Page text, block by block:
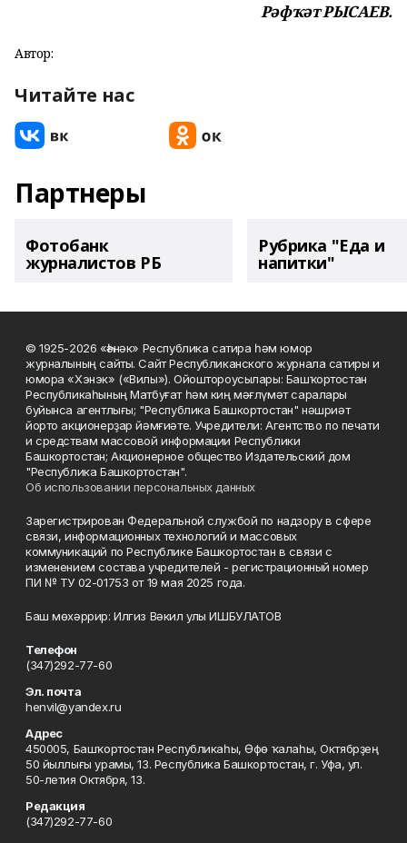
Рәфҡәт РЫСАЕВ.
Автор:
Читайте нас
Партнеры
Фотобанк
журналистов РБ
Рубрика "Еда и
напитки"
© 1925-2026 «Һәнәк» Республика сатира һәм юмор
журналының сайты. Сайт Республиканского журнала сатиры и
юмора «Хэнэк» («Вилы»). Ойоштороусылары: Башҡортостан
Республикаһының Матбуғат һәм киң мәғлүмәт саралары
буйынса агентлығы; "Республика Башкортостан" нәшриәт
йорто акционерҙар йәмғиәте. Учредители: Агентство по печати
и средствам массовой информации Республики
Башкортостан; Акционерное общество Издательский дом
"Республика Башкортостан".
Об использовании персональных данных
Зарегистрирован Федеральной службой по надзору в сфере
связи, информационных технологий и массовых
коммуникаций по Республике Башкортостан в связи с
изменением состава учредителей - регистрационный номер
ПИ № ТУ 02-01753 от 19 мая 2025 года.
Баш мөхәррир: Илгиз Вәкил улы ИШБУЛАТОВ
Телефон
(347)292-77-60
Эл. почта
henvil@yandex.ru
Адрес
450005, Башҡортостан Республикаһы, Өфө ҡалаһы, Октябрҙең
50 йыллығы урамы, 13. Республика Башкортостан, г. Уфа, ул.
50-летия Октября, 13.
Редакция
(347)292-77-60